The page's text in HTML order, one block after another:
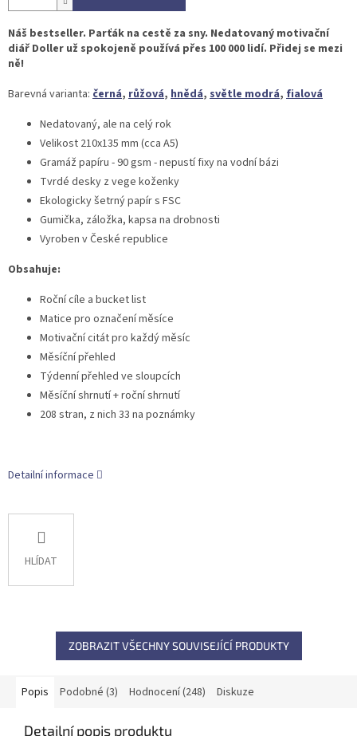
Náš bestseller. Parťák na cestě za sny. Nedatovaný motivační
diář Doller už spokojeně používá přes 100 000 lidí. Přidej se mezi
ně!
Barevná varianta: černá, růžová, hnědá, světle modrá, fialová
Nedatovaný, ale na celý rok
Velikost 210x135 mm (cca A5)
Gramáž papíru - 90 gsm - nepustí fixy na vodní bázi
Tvrdé desky z vege koženky
Ekologicky šetrný papír s FSC
Gumička, záložka, kapsa na drobnosti
Vyroben v České republice
Obsahuje:
Roční cíle a bucket list
Matice pro označení měsíce
Motivační citát pro každý měsíc
Měsíční přehled
Týdenní přehled ve sloupcích
Měsíční shrnutí + roční shrnutí
208 stran, z nich 33 na poznámky
Detailní informace
HLÍDAT
ZOBRAZIT VŠECHNY SOUVISEJÍCÍ PRODUKTY
Popis Podobné (3) Hodnocení (248) Diskuze
Detailní popis produktu